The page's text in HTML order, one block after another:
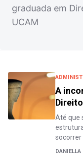
graduada em
UCAM
A
Até que
socorrer
DANIELLA